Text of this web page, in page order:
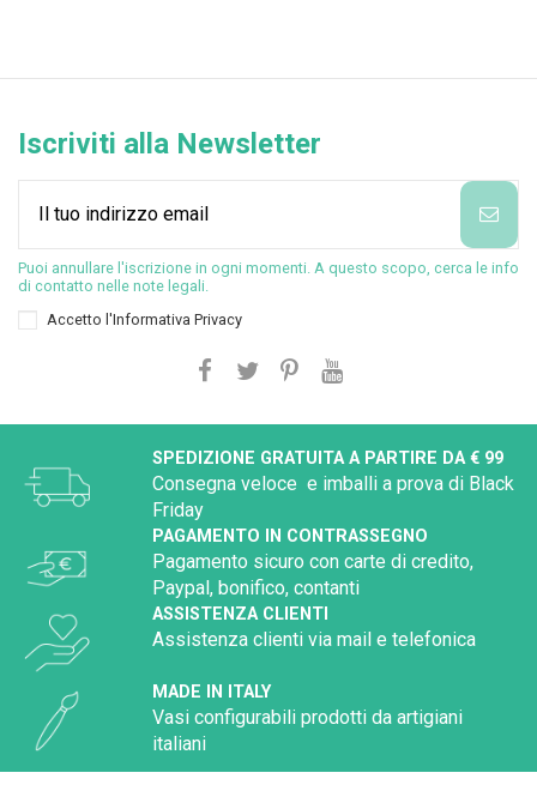
Iscriviti alla Newsletter
Puoi annullare l'iscrizione in ogni momenti. A questo scopo, cerca le info
di contatto nelle note legali.
Accetto l'Informativa Privacy
SPEDIZIONE GRATUITA A PARTIRE DA € 99
Consegna veloce e imballi a prova di Black
Friday
PAGAMENTO IN CONTRASSEGNO
Pagamento sicuro con carte di credito,
Paypal, bonifico, contanti
ASSISTENZA CLIENTI
Assistenza clienti via mail e telefonica
MADE IN ITALY
Vasi configurabili prodotti da artigiani
italiani